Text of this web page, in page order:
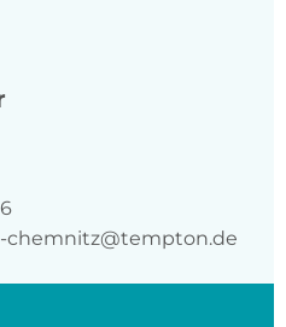
chemnitz@tempton.de